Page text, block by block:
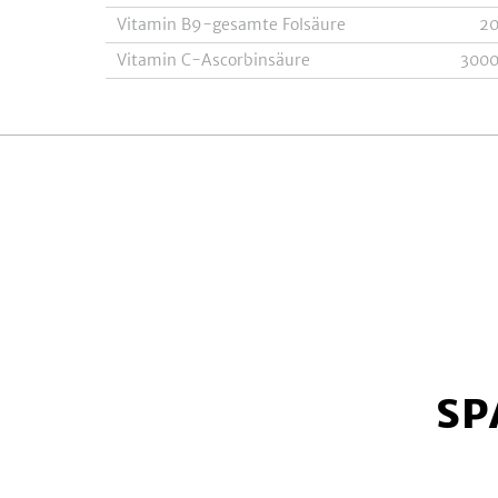
Vitamin B9-gesamte Folsäure 20
Vitamin C-Ascorbinsäure
3000